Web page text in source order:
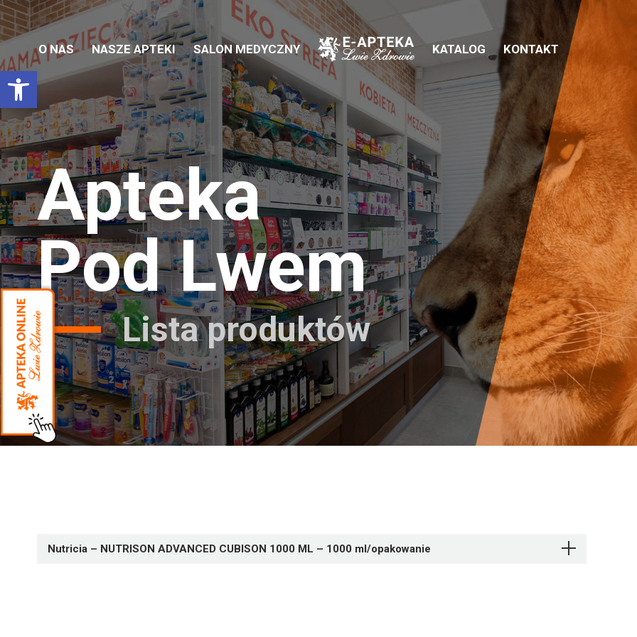
Otwórz pasek narzędzi
O NAS NASZE APTEKI SALON MEDYCZNY KATALOG KONTAKT
Apteka
Pod Lwem
Lista produktów
Nutricia – NUTRISON ADVANCED CUBISON 1000 ML – 1000 ml/opakowanie